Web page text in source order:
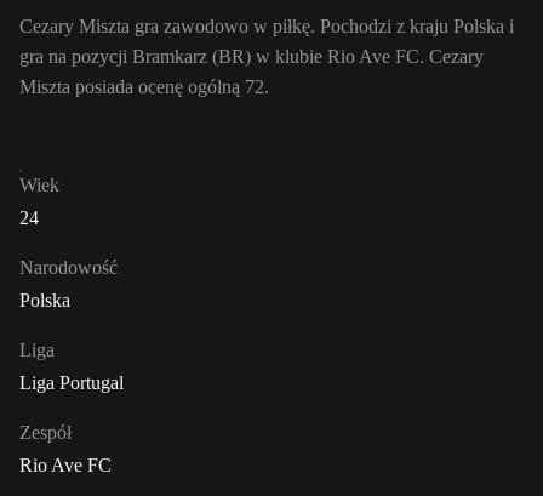
Cezary Miszta gra zawodowo w piłkę. Pochodzi z kraju Polska i
gra na pozycji Bramkarz (BR) w klubie Rio Ave FC. Cezary
Miszta posiada ocenę ogólną 72.
Wiek
24
Narodowość
Polska
Liga
Liga Portugal
Zespół
Rio Ave FC